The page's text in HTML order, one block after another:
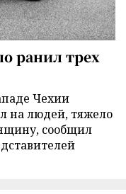
ранил трех
Чехии
на людей, тяжело
сообщил